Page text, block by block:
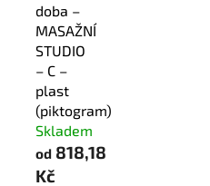
doba –
MASAŽNÍ
STUDIO
– C –
plast
(piktogram)
Skladem
od818,18
Kč